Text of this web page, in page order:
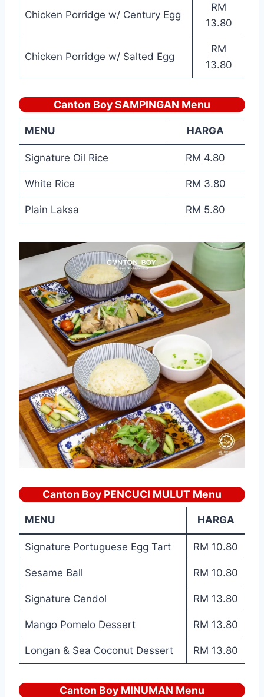
Chicken Porridge w/ Century Egg
RM
13.80
Chicken Porridge w/ Salted Egg
RM
13.80
Canton Boy SAMPINGAN Menu
MENU HARGA
Signature Oil Rice RM 4.80
White Rice RM 3.80
Plain Laksa RM 5.80
Canton Boy PENCUCI MULUT Menu
MENU HARGA
Signature Portuguese Egg Tart RM 10.80
Sesame Ball RM 10.80
Signature Cendol RM 13.80
Mango Pomelo Dessert RM 13.80
Longan & Sea Coconut Dessert RM 13.80
Canton Boy MINUMAN Menu